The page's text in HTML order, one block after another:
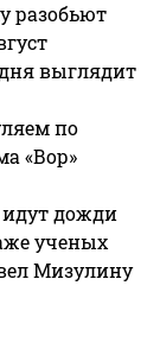
разобьют
выглядит
по
«Вор»
дожди
ученых
Мизулину